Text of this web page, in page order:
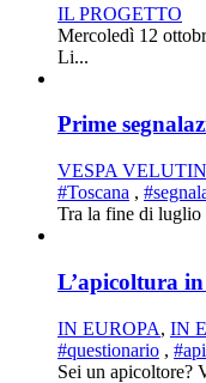
IL PROGETTO
Mercoledì 12
Li...
Prime
VESPA
#Toscana ,
Tra la fine di luglio
L’apicoltura
IN EUROPA, IN
#questionario ,
Sei un apicoltore?